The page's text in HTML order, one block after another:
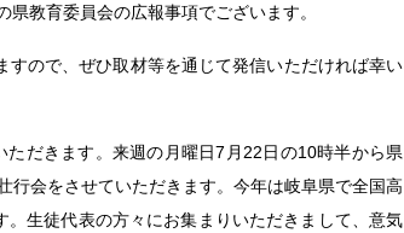
教育委員会の広報事項でございます。
ので、ぜひ取材等を通じて発信いただければ幸い
だきます。来週の月曜日7月22日の10時半から県
会をさせていただきます。今年は岐阜県で全国高
生徒代表の方々にお集まりいただきまして、意気